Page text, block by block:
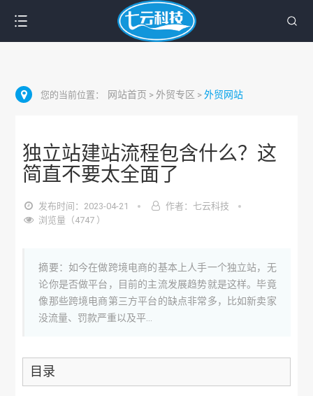
您的当前位置： 网站首页 > 外贸专区 >外贸网站
独立站建站流程包含什么？这
简直不要太全面了
发布时间：2023-04-21
作者：七云科技
浏览量（4747 ）
摘要：如今在做跨境电商的基本上人手一个独立站，无
论你是否做平台，目前的主流发展趋势就是这样。毕竟
像那些跨境电商第三方平台的缺点非常多，比如新卖家
没流量、罚款严重以及平...
目录